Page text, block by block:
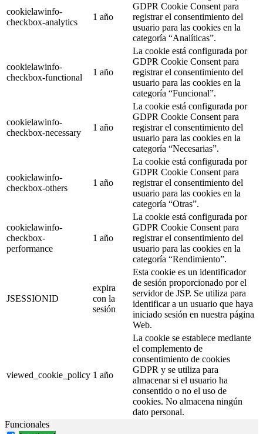
cookielawinfo-
checkbox-analytics
1 año
GDPR Cookie Consent para
registrar el consentimiento del
usuario para las cookies en la
categoría “Analíticas”.
cookielawinfo-
checkbox-functional
1 año
La cookie está configurada por
GDPR Cookie Consent para
registrar el consentimiento del
usuario para las cookies en la
categoría “Funcional”.
cookielawinfo-
checkbox-necessary
1 año
La cookie está configurada por
GDPR Cookie Consent para
registrar el consentimiento del
usuario para las cookies en la
categoría “Necesarias”.
cookielawinfo-
checkbox-others
1 año
La cookie está configurada por
GDPR Cookie Consent para
registrar el consentimiento del
usuario para las cookies en la
categoría “Otras”.
cookielawinfo-
checkbox-
performance
1 año
La cookie está configurada por
GDPR Cookie Consent para
registrar el consentimiento del
usuario para las cookies en la
categoría “Rendimiento”.
JSESSIONID
expira
con la
sesión
Esta cookie es un identificador
de sesión proporcionado por el
servidor de JSP. Se utiliza para
identificar a un usuario que haya
iniciado sesión en nuestra página
Web.
viewed_cookie_policy 1 año
La cookie se establece mediante
el complemento de
consentimiento de cookies
GDPR y se utiliza para
almacenar si el usuario ha
consentido o no el uso de
cookies. No almacena ningún
dato personal.
Funcionales